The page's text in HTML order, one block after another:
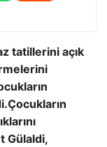
tatillerini açık
Çocukların
Gülaldi,